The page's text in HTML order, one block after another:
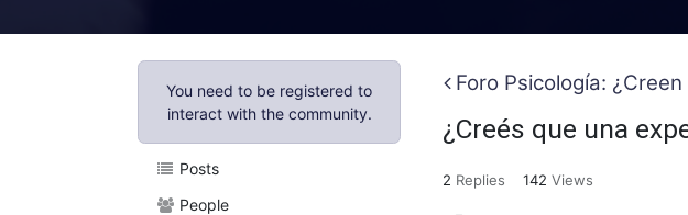
You need to be registered to
interact with the community.
Posts
People
Foro Psicología:
¿Creés que una
2 Replies 142 Views